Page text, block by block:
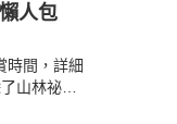
人包
時間，詳細
山林祕